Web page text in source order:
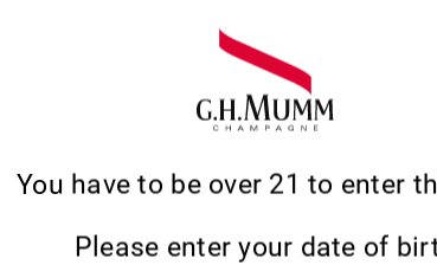
You have to be over 21 to enter
Please enter your date of